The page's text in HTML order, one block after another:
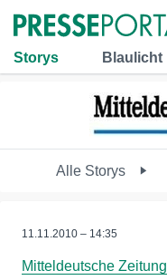
Storys Blaulicht
Alle Storys
11.11.2010 – 14:35
Mitteldeutsche Zeitung